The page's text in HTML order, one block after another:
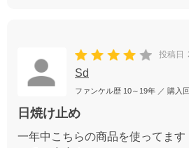
投稿日
Sd
ファンケル歴 10～19年 ／ 購入
日焼け止め
一年中こちらの商品を使ってます